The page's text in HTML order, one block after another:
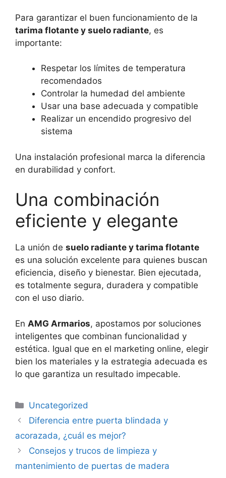
Para garantizar el buen funcionamiento de la
tarima flotante y suelo radiante, es
importante:
Respetar los límites de temperatura
recomendados
Controlar la humedad del ambiente
Usar una base adecuada y compatible
Realizar un encendido progresivo del
sistema
Una instalación profesional marca la diferencia
en durabilidad y confort.
Una combinación
eficiente y elegante
La unión de suelo radiante y tarima flotante
es una solución excelente para quienes buscan
eficiencia, diseño y bienestar. Bien ejecutada,
es totalmente segura, duradera y compatible
con el uso diario.
En AMG Armarios, apostamos por soluciones
inteligentes que combinan funcionalidad y
estética. Igual que en el marketing online, elegir
bien los materiales y la estrategia adecuada es
lo que garantiza un resultado impecable.
Uncategorized
Diferencia entre puerta blindada y
acorazada, ¿cuál es mejor?
Consejos y trucos de limpieza y
mantenimiento de puertas de madera